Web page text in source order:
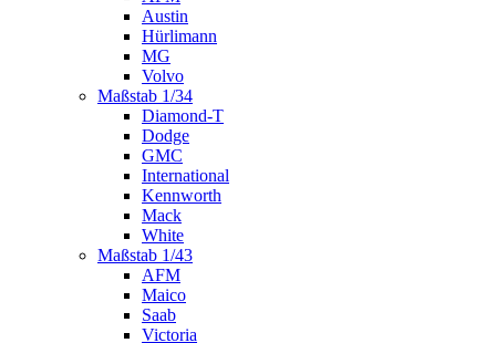
Austin
Hürlimann
MG
Volvo
Maßstab 1/34
Diamond-T
Dodge
GMC
International
Kennworth
Mack
White
Maßstab 1/43
AFM
Maico
Saab
Victoria